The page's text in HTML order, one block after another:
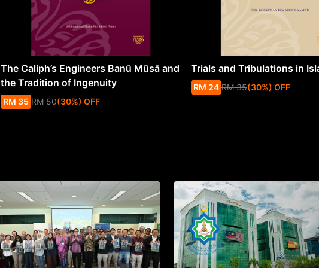
The Caliph’s Engineers Banū Mūsā and
the Tradition of Ingenuity
RM 35 RM 50(30%) OFF
Trials and Tribulations in
RM 24 RM 35(30%) OFF